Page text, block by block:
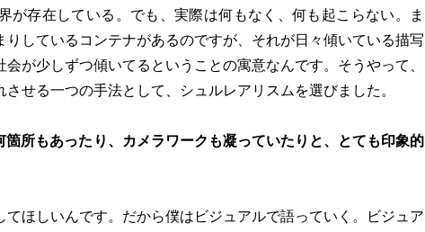
が存在している。でも、実際は何もなく、何も起こらない。ま
しているコンテナがあるのですが、それが日々傾いている描写
が少しずつ傾いてるということの寓意なんです。そうやって、
せる一つの手法として、シュルレアリスムを選びました。
箇所もあったり、カメラワークも凝っていたりと、とても印象的
ほしいんです。だから僕はビジュアルで語っていく。ビジュア